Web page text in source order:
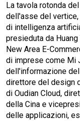
La tavola rotonda
dell'asse del
di intelligenza
presieduta da
New Area E-
di imprese come Mi
dell'informazione del
direttore del design
di Oudian Cloud,
della Cina e
delle applicazioni,